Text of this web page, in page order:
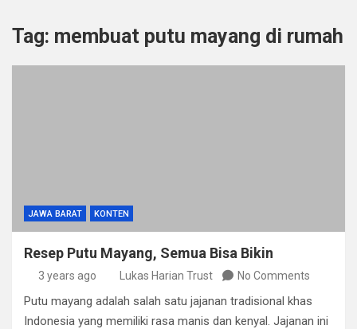
Tag: membuat putu mayang di rumah
JAWA BARAT KONTEN
Resep Putu Mayang, Semua Bisa Bikin
3 years ago Lukas Harian Trust No Comments
Putu mayang adalah salah satu jajanan tradisional khas
Indonesia yang memiliki rasa manis dan kenyal. Jajanan ini